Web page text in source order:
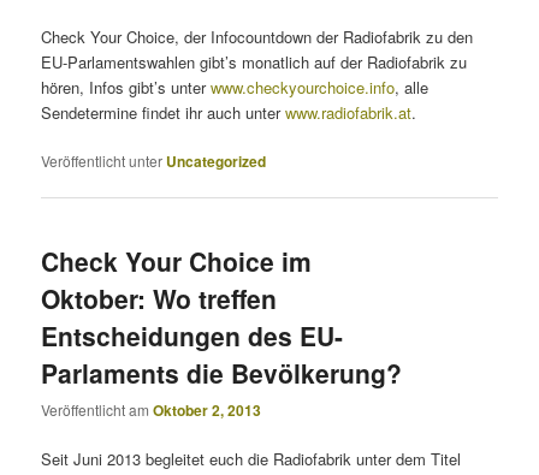
Check Your Choice, der Infocountdown der Radiofabrik zu den
EU-Parlamentswahlen gibt’s monatlich auf der Radiofabrik zu
hören, Infos gibt’s unterwww.checkyourchoice.info, alle
Sendetermine findet ihr auch unterwww.radiofabrik.at.
Veröffentlicht unter Uncategorized
Check Your Choice im
Oktober: Wo treffen
Entscheidungen des EU-
Parlaments die Bevölkerung?
Veröffentlicht amOktober 2, 2013
Seit Juni 2013 begleitet euch die Radiofabrik unter dem Titel